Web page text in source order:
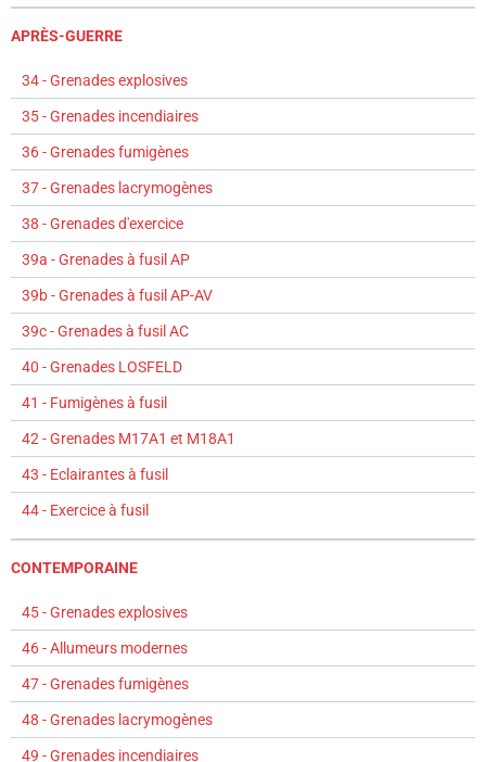
APRÈS-GUERRE
34 - Grenades explosives
35 - Grenades incendiaires
36 - Grenades fumigènes
37 - Grenades lacrymogènes
38 - Grenades d'exercice
39a - Grenades à fusil AP
39b - Grenades à fusil AP-AV
39c - Grenades à fusil AC
40 - Grenades LOSFELD
41 - Fumigènes à fusil
42 - Grenades M17A1 et M18A1
43 - Eclairantes à fusil
44 - Exercice à fusil
CONTEMPORAINE
45 - Grenades explosives
46 - Allumeurs modernes
47 - Grenades fumigènes
48 - Grenades lacrymogènes
49 - Grenades incendiaires